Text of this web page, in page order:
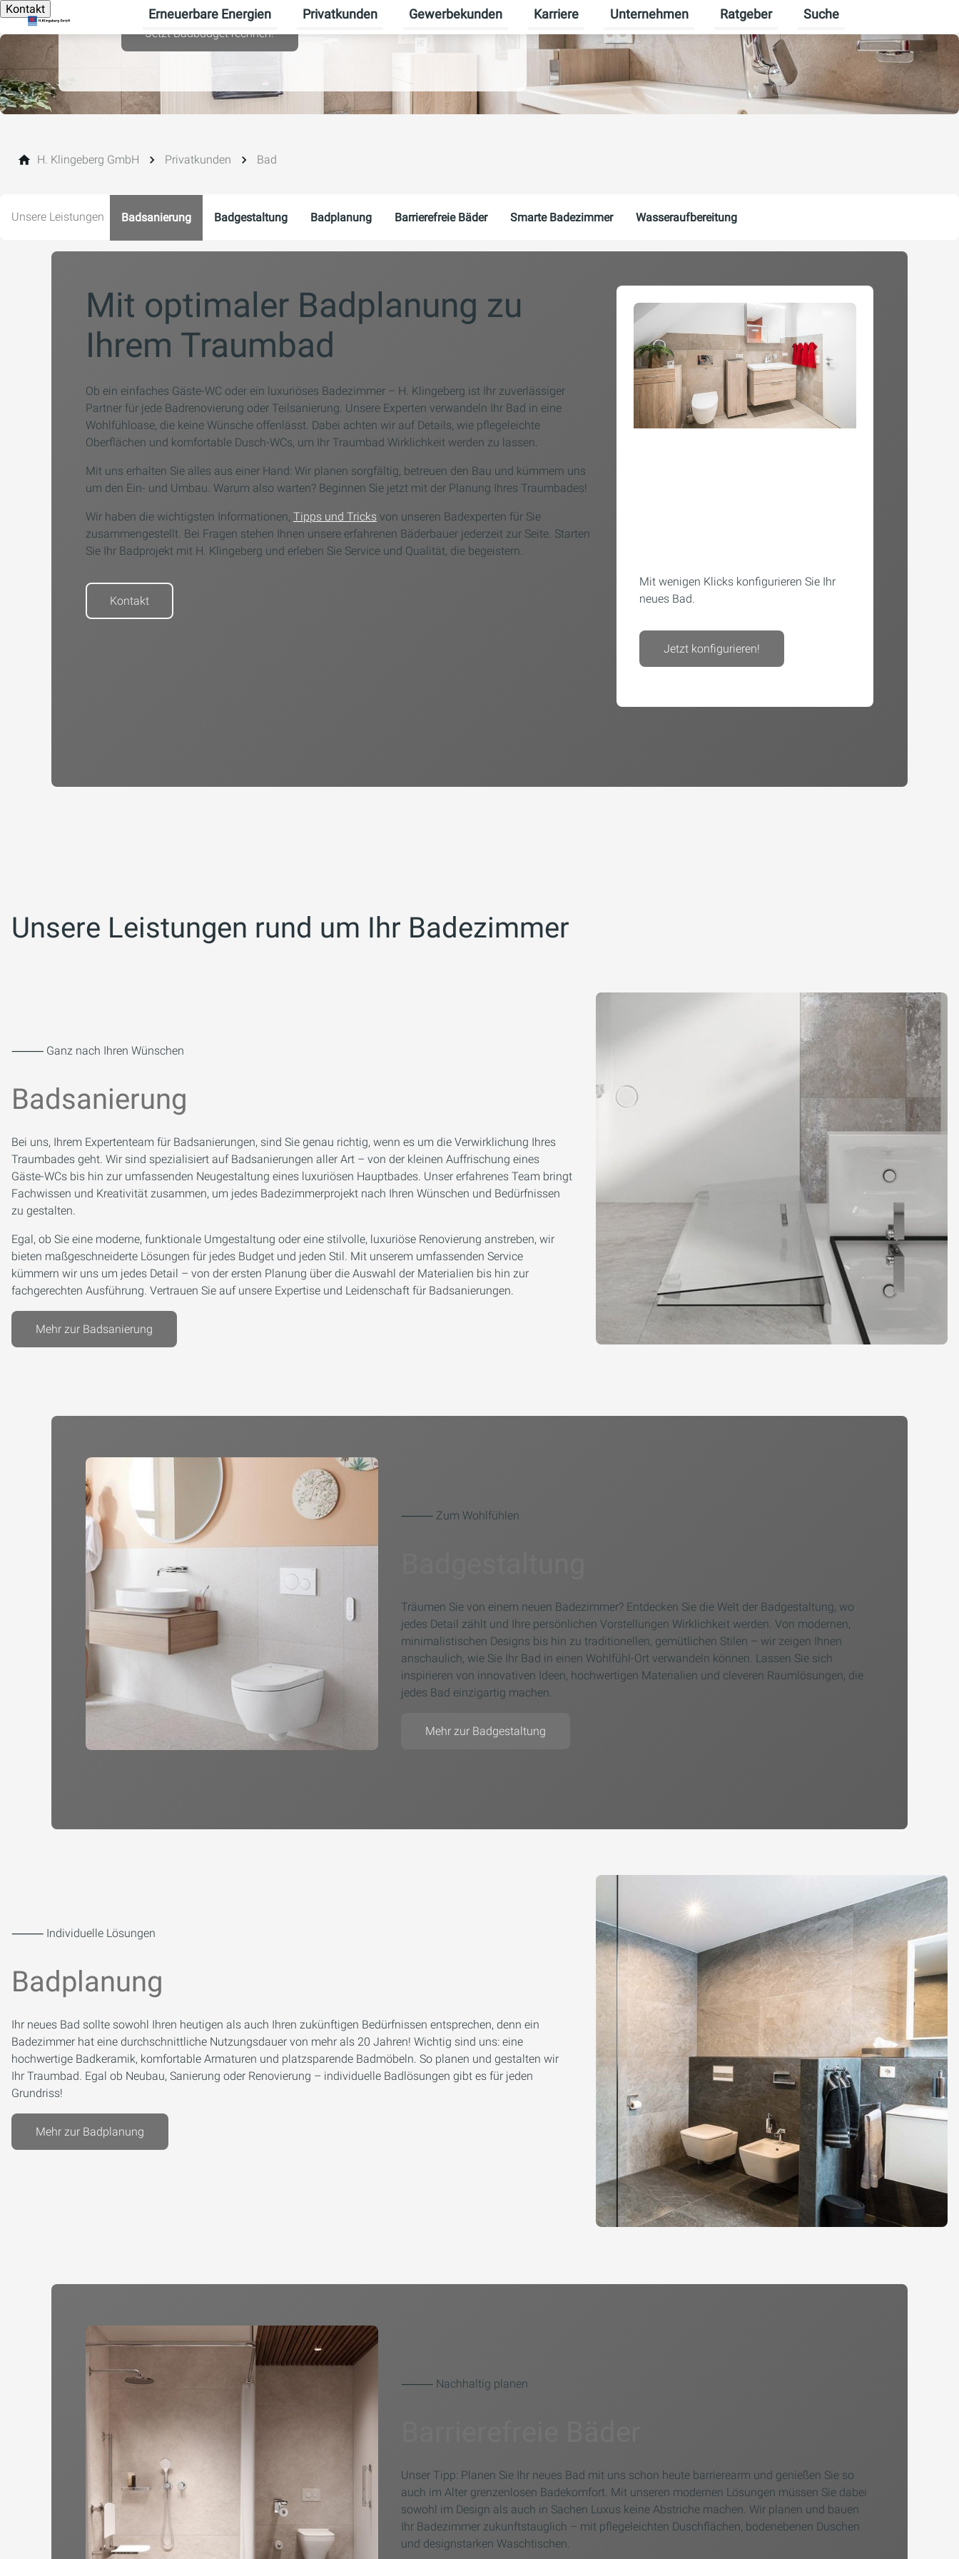
Kontakt Erneuerbare Energien
Untermenü für Erneuerbare Energien umschalten
Privatkunden
Untermenü für Privatkunden umschalten
Gewerbekunden
Untermenü für Gewerbekunden umschalten
Karriere
Untermenü für Karriere umschalten
Unternehmen
Untermenü für Unternehmen umschalten
Ratgeber
Untermenü für Ratgeber
Suche
Jetzt Badbudget rechnen!
H. Klingeberg GmbH Privatkunden Bad
Unsere Leistungen Badsanierung Badgestaltung Badplanung Barrierefreie Bäder Smarte Badezimmer Wasseraufbereitung
Mit optimaler Badplanung zu
Ihrem Traumbad
Ob ein einfaches Gäste-WC oder ein luxuriöses Badezimmer – H. Klingeberg ist Ihr zuverlässiger
Partner für jede Badrenovierung oder Teilsanierung. Unsere Experten verwandeln Ihr Bad in eine
Wohlfühloase, die keine Wünsche offenlässt. Dabei achten wir auf Details, wie pflegeleichte
Oberflächen und komfortable Dusch-WCs, um Ihr Traumbad Wirklichkeit werden zu lassen.
Mit uns erhalten Sie alles aus einer Hand: Wir planen sorgfältig, betreuen den Bau und kümmern uns
um den Ein- und Umbau. Warum also warten? Beginnen Sie jetzt mit der Planung Ihres Traumbades!
Wir haben die wichtigsten Informationen, Tipps und Tricks von unseren Badexperten für Sie
zusammengestellt. Bei Fragen stehen Ihnen unsere erfahrenen Bäderbauer jederzeit zur Seite. Starten
Sie Ihr Badprojekt mit H. Klingeberg und erleben Sie Service und Qualität, die begeistern.
Kontakt
Mit wenigen Klicks konfigurieren Sie Ihr
neues Bad.
Jetzt konfigurieren!
Unsere Leistungen rund um Ihr Badezimmer
⸻ Ganz nach Ihren Wünschen
Badsanierung
Bei uns, Ihrem Expertenteam für Badsanierungen, sind Sie genau richtig, wenn es um die Verwirklichung Ihres
Traumbades geht. Wir sind spezialisiert auf Badsanierungen aller Art – von der kleinen Auffrischung eines
Gäste-WCs bis hin zur umfassenden Neugestaltung eines luxuriösen Hauptbades. Unser erfahrenes Team bringt
Fachwissen und Kreativität zusammen, um jedes Badezimmerprojekt nach Ihren Wünschen und Bedürfnissen
zu gestalten.
Egal, ob Sie eine moderne, funktionale Umgestaltung oder eine stilvolle, luxuriöse Renovierung anstreben, wir
bieten maßgeschneiderte Lösungen für jedes Budget und jeden Stil. Mit unserem umfassenden Service
kümmern wir uns um jedes Detail – von der ersten Planung über die Auswahl der Materialien bis hin zur
fachgerechten Ausführung. Vertrauen Sie auf unsere Expertise und Leidenschaft für Badsanierungen.
Mehr zur Badsanierung
⸻ Zum Wohlfühlen
Träumen Sie von einem neuen Badezimmer? Entdecken Sie die Welt der Badgestaltung, wo
jedes Detail zählt und Ihre persönlichen Vorstellungen Wirklichkeit werden. Von modernen,
minimalistischen Designs bis hin zu traditionellen, gemütlichen Stilen – wir zeigen Ihnen
anschaulich, wie Sie Ihr Bad in einen Wohlfühl-Ort verwandeln können. Lassen Sie sich
inspirieren von innovativen Ideen, hochwertigen Materialien und cleveren Raumlösungen, die
jedes Bad einzigartig machen.
Mehr zur Badgestaltung
⸻ Individuelle Lösungen
Badplanung
Ihr neues Bad sollte sowohl Ihren heutigen als auch Ihren zukünftigen Bedürfnissen entsprechen, denn ein
Badezimmer hat eine durchschnittliche Nutzungsdauer von mehr als 20 Jahren! Wichtig sind uns: eine
hochwertige Badkeramik, komfortable Armaturen und platzsparende Badmöbeln. So planen und gestalten wir
Ihr Traumbad. Egal ob Neubau, Sanierung oder Renovierung – individuelle Badlösungen gibt es für jeden
Grundriss!
Mehr zur Badplanung
⸻ Nachhaltig planen
Unser Tipp: Planen Sie Ihr neues Bad mit uns schon heute barrierearm und genießen Sie so
auch im Alter grenzenlosen Badekomfort. Mit unseren modernen Lösungen müssen Sie dabei
sowohl im Design als auch in Sachen Luxus keine Abstriche machen. Wir planen und bauen
Ihr Badezimmer zukunftstauglich – mit pflegeleichten Duschflächen, bodenebenen Duschen
und designstarken Waschtischen.